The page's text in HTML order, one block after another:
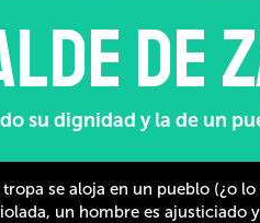
de
su dignidad y la de un
se aloja en un pueblo (¿o
un hombre es ajusticiado